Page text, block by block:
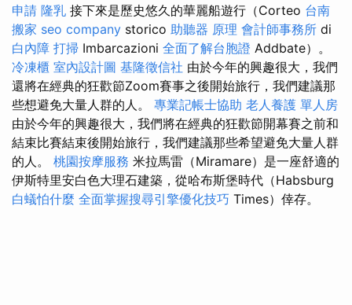
申請 隆乳 接下來是歷史悠久的華麗船遊行（Corteo 台南
搬家 seo company storico 助聽器 原理 會計師事務所 di
白內障 打掃 Imbarcazioni 全面了解台胞證 Addbate）。
冷凍櫃 室內設計圖 基隆徵信社 由於今年的興趣很大，我們
還將在經典的狂歡節Zoom賽事之後開始旅行，我們建議那
些想避免大量人群的人。 專業記帳士協助 老人養護 單人房
由於今年的興趣很大，我們將在經典的狂歡節開幕賽之前和
結束比賽結束後開始旅行，我們建議那些希望避免大量人群
的人。 桃園按摩服務 米拉馬雷（Miramare）是一座舒適的
伊斯特里安白色大理石建築，從哈布斯堡時代（Habsburg
白蟻怕什麼 全面掌握搜尋引擎優化技巧 Times）倖存。